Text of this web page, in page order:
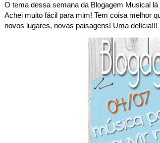
O tema dessa semana da Blogagem Musical lá
Achei muito fácil para mim! Tem coisa melhor
novos lugares, novas paisagens! Uma delícia!!!